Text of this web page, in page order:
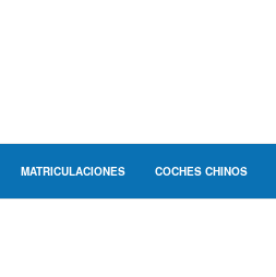
MATRICULACIONES COCHES CHINOS